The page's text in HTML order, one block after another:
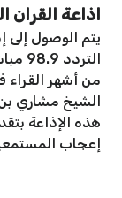
اذاعة القران
يتم الوصول إلى
من أشهر القراء
الشيخ مشاري
هذه الإذاعة
إعجاب